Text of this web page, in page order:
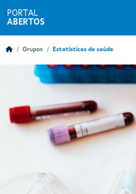
PORTAL
ABERTOS
Grupos Estatísticas de saúde